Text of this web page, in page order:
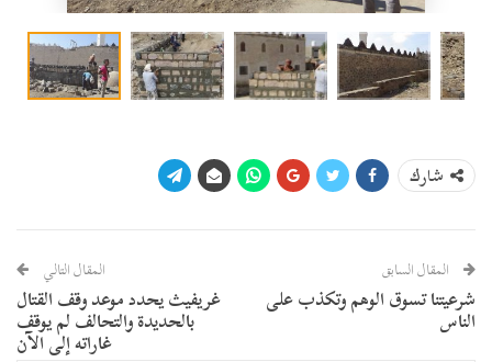
شارك
المقال السابق
شرعيتنا تسوق الوهم وتكذب على
الناس
المقال التالي
غريفيث يحدد موعد وقف القتال
بالحديدة والتحالف لم يوقف
غاراته إلى الآن